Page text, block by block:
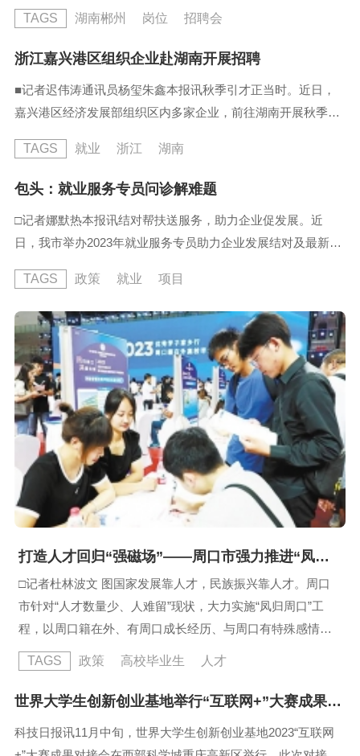
会、线上云聘会、直播带岗等多种方式，为广大退役军人提供
全方位、多层次的就业服务，确保实现人岗相适、人尽其才。
7423个，其中长沙、株洲、湘潭、衡阳、永州、佛山等地的54
家企...
TAGS 湖南郴州 岗位 招聘会
浙江嘉兴港区组织企业赴湖南开展招聘
■记者迟伟涛通讯员杨玺朱鑫本报讯秋季引才正当时。近日，
嘉兴港区经济发展部组织区内多家企业，前往湖南开展秋季招
企业引才用才需求。在活动前，经济发展部深度对接高校，借
助数字平台，将11家企业的简介、327个岗位的要求等信息精
TAGS 就业 浙江 湖南
包头：就业服务专员问诊解难题
□记者娜默热本报讯结对帮扶送服务，助力企业促发展。近
日，我市举办2023年就业服务专员助力企业发展结对及最新惠
企业负责代表现场结对，以“保姆式”服务为企业办实事、解难
题，促进我市稳就业工作有序开展。市人社局、市就业服务中
心有关负责人现场向部分企业发放了通讯交通补贴、一次性扩
岗补贴以及稳岗返还补贴...
TAGS 政策 就业 项目
打造人才回归“强磁场”——周口市强力推进“凤归周口”工程走笔
□记者杜林波文 图国家发展靠人才，民族振兴靠人才。周口
市针对“人才数量少、人难留”现状，大力实施“凤归周口”工
程，以周口籍在外、有周口成长经历、与周口有特殊感情的
各类优秀人才为对象，打好乡情、亲情、友情牌，激发周口
籍在外人才服务家乡发展的热情和活力，推动人才回归、资
金回流、项目落地。前段时间，周口市体育中心体育馆里人
活动——“凤归周口、共创未来”...
TAGS 政策 高校毕业生 人才
世界大学生创新创业基地举行“互联网+”大赛成果对接会
科技日报讯11月中旬，世界大学生创新创业基地2023“互联网